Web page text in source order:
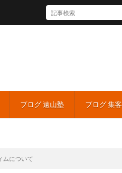
ブログ 遠山塾 ブログ 集客
ムについて